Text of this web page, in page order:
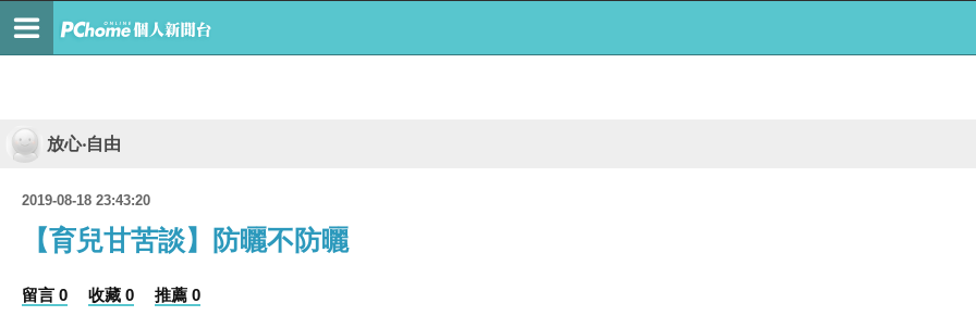
放心‧自由
2019-08-18 23:43:20
【育兒甘苦談】防曬不防曬
留言 0 收藏 0 推薦 0